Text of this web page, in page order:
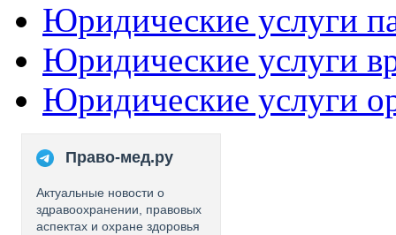
Юридические услуги
Юридические услуги
Юридические услуги
Право-мед.ру
Актуальные новости о
здравоохранении, правовых
аспектах и охране здоровья